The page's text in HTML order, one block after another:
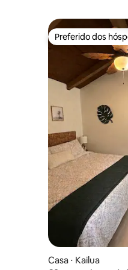
Preferido dos
Preferido dos
Casa ⋅ Kailua